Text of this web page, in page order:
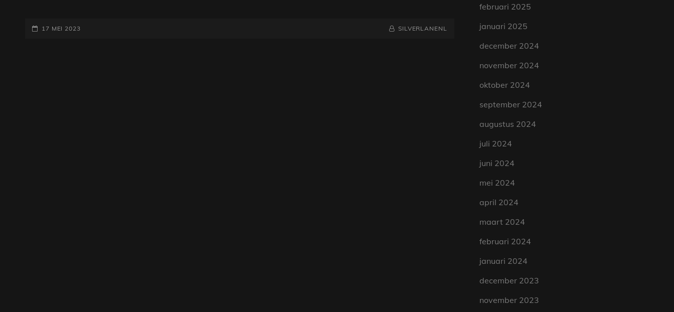
GEPLAATST
17 MEI 2023 NAAMREGEL
BYLINE
SILVERLANENL
februari 2025
januari 2025
december 2024
november 2024
oktober 2024
september 2024
augustus 2024
juli 2024
juni 2024
mei 2024
april 2024
maart 2024
februari 2024
januari 2024
december 2023
november 2023